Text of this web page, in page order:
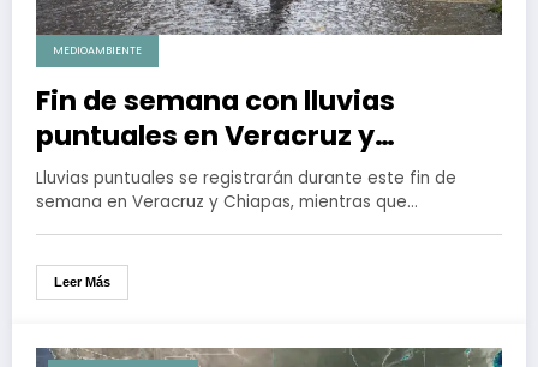
MEDIOAMBIENTE
Fin de semana con lluvias
puntuales en Veracruz y
Chiapas; bancos de niebla
continuarán en BC
Lluvias puntuales se registrarán durante este fin de
semana en Veracruz y Chiapas, mientras que…
Leer Más